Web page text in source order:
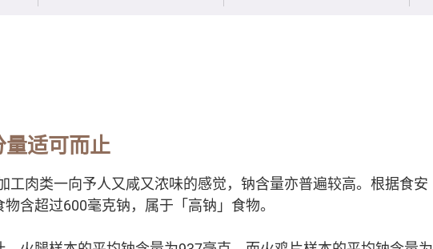
适可而止
工肉类一向予人又咸又浓味的感觉，钠含量亦普遍较高。根据食安
含超过600毫克钠，属于「高钠」食物。